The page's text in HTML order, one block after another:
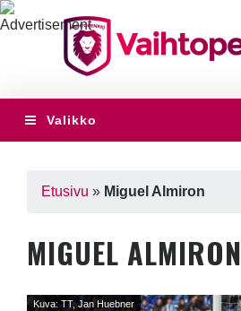
Valikko
Etusivu » Miguel Almiron
MIGUEL ALMIRON
Kuva: TT, Jan Huebner